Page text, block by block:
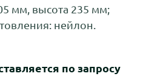
мм, высота 235 мм;
нейлон.
по запросу